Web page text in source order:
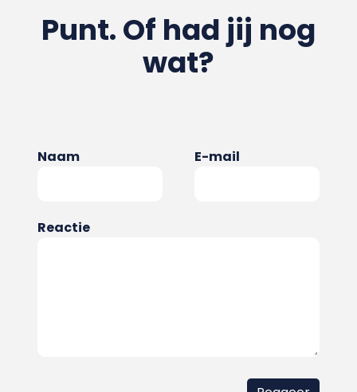
Punt. Of had jij nog
wat?
Naam E-mail
Reactie